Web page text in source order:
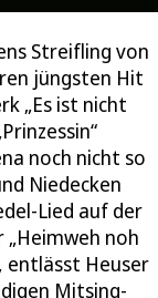
Streifling von
jüngsten Hit
„Es ist nicht
noch nicht so
Niedecken
Lied auf der
noh
entlässt Heuser
Mitsing-